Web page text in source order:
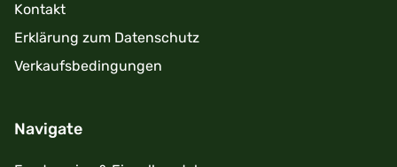
Kontakt
Erklärung zum Datenschutz
Verkaufsbedingungen
Navigate